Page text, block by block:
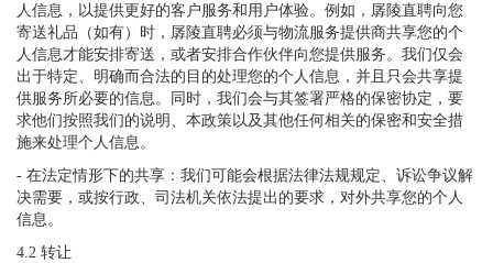
人信息，以提供更好的客户服务和用户体验。例如，孱陵直聘向您
寄送礼品（如有）时，孱陵直聘必须与物流服务提供商共享您的个
人信息才能安排寄送，或者安排合作伙伴向您提供服务。我们仅会
出于特定、明确而合法的目的处理您的个人信息，并且只会共享提
供服务所必要的信息。同时，我们会与其签署严格的保密协定，要
求他们按照我们的说明、本政策以及其他任何相关的保密和安全措
施来处理个人信息。
- 在法定情形下的共享：我们可能会根据法律法规规定、诉讼争议解
决需要，或按行政、司法机关依法提出的要求，对外共享您的个人
信息。
4.2 转让